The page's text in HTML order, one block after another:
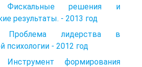
Фискальные решения и
результаты. - 2013 год
Проблема лидерства в
психологии - 2012 год
Инструмент формирования